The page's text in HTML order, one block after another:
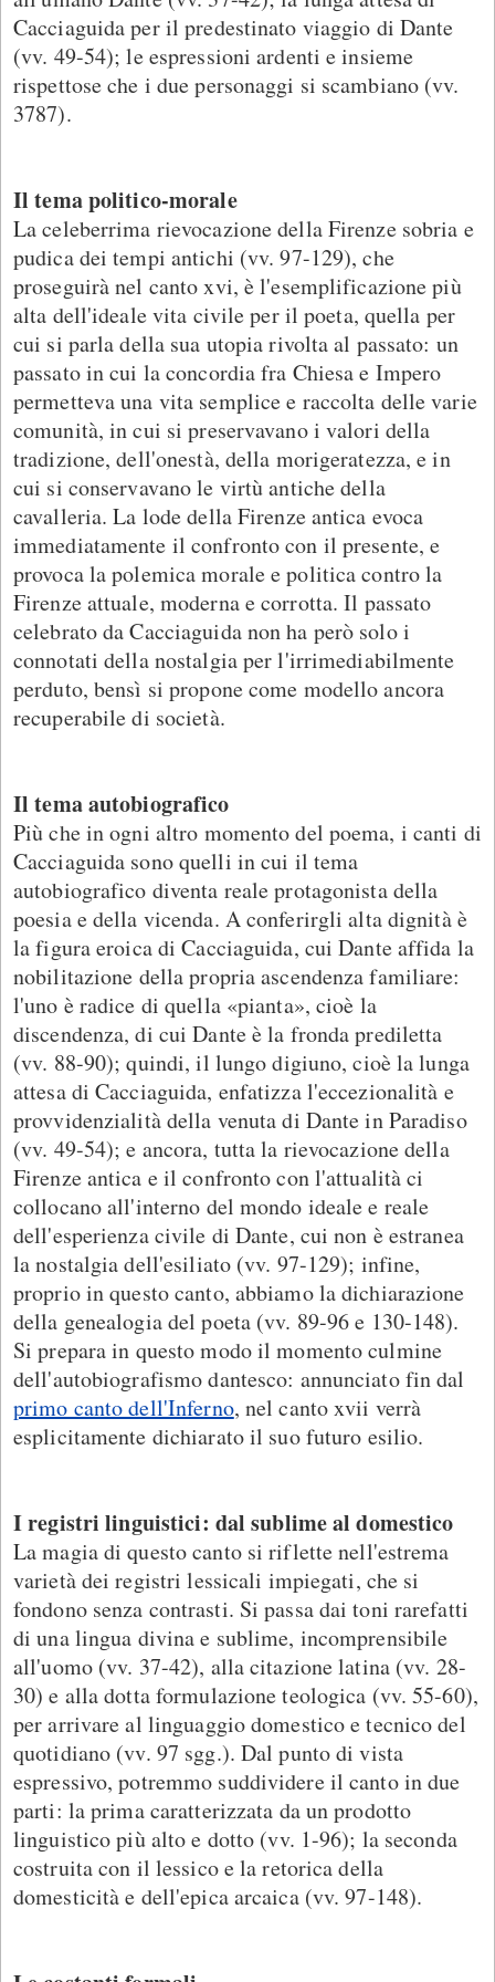
Cacciaguida per il predestinato viaggio di Dante
(vv. 49-54); le espressioni ardenti e insieme
rispettose che i due personaggi si scambiano (vv.
3787).
Il tema politico-morale
La celeberrima rievocazione della Firenze sobria e
pudica dei tempi antichi (vv. 97-129), che
proseguirà nel canto xvi, è l'esemplificazione più
alta dell'ideale vita civile per il poeta, quella per
cui si parla della sua utopia rivolta al passato: un
passato in cui la concordia fra Chiesa e Impero
permetteva una vita semplice e raccolta delle varie
comunità, in cui si preservavano i valori della
tradizione, dell'onestà, della morigeratezza, e in
cui si conservavano le virtù antiche della
cavalleria. La lode della Firenze antica evoca
immediatamente il confronto con il presente, e
provoca la polemica morale e politica contro la
Firenze attuale, moderna e corrotta. Il passato
celebrato da Cacciaguida non ha però solo i
connotati della nostalgia per l'irrimediabilmente
perduto, bensì si propone come modello ancora
recuperabile di società.
Il tema autobiografico
Più che in ogni altro momento del poema, i canti di
Cacciaguida sono quelli in cui il tema
autobiografico diventa reale protagonista della
poesia e della vicenda. A conferirgli alta dignità è
la figura eroica di Cacciaguida, cui Dante affida la
nobilitazione della propria ascendenza familiare:
l'uno è radice di quella «pianta», cioè la
discendenza, di cui Dante è la fronda prediletta
(vv. 88-90); quindi, il lungo digiuno, cioè la lunga
attesa di Cacciaguida, enfatizza l'eccezionalità e
provvidenzialità della venuta di Dante in Paradiso
(vv. 49-54); e ancora, tutta la rievocazione della
Firenze antica e il confronto con l'attualità ci
collocano all'interno del mondo ideale e reale
dell'esperienza civile di Dante, cui non è estranea
la nostalgia dell'esiliato (vv. 97-129); infine,
proprio in questo canto, abbiamo la dichiarazione
della genealogia del poeta (vv. 89-96 e 130-148).
Si prepara in questo modo il momento culmine
dell'autobiografismo dantesco: annunciato fin dal
primo canto dell'Inferno, nel canto xvii verrà
esplicitamente dichiarato il suo futuro esilio.
I registri linguistici: dal sublime al domestico
La magia di questo canto si riflette nell'estrema
varietà dei registri lessicali impiegati, che si
fondono senza contrasti. Si passa dai toni rarefatti
di una lingua divina e sublime, incomprensibile
all'uomo (vv. 37-42), alla citazione latina (vv. 28-
30) e alla dotta formulazione teologica (vv. 55-60),
per arrivare al linguaggio domestico e tecnico del
quotidiano (vv. 97 sgg.). Dal punto di vista
espressivo, potremmo suddividere il canto in due
parti: la prima caratterizzata da un prodotto
linguistico più alto e dotto (vv. 1-96); la seconda
costruita con il lessico e la retorica della
domesticità e dell'epica arcaica (vv. 97-148).